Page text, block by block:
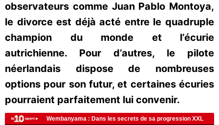
observateurs comme Juan Pablo Montoya,
le divorce est déjà acté entre le quadruple
champion du monde et l’écurie
autrichienne. Pour d’autres, le pilote
néerlandais dispose de nombreuses
options pour son futur, et certaines écuries
pourraient parfaitement lui convenir.